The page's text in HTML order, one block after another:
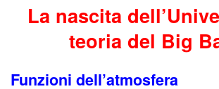
La nascita
teoria del Big
Funzioni dell’atmosfera